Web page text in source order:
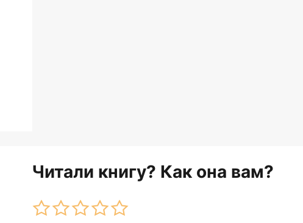
Читали книгу? Как она вам?